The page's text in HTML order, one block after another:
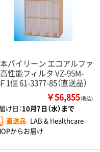
バイリーン エコアルファ
性能フィルタ VZ-95M-
1個 61-3377-85（直送品）
￥56,855（税込）
け日：10月7日（水）まで
直送品 LAB & Healthcare
からお届け